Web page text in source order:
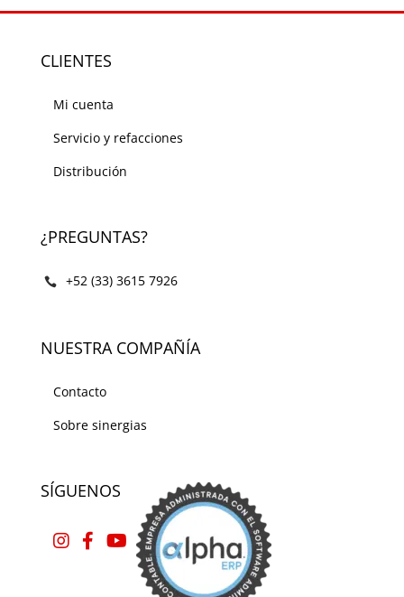
CLIENTES
Mi cuenta
Servicio y refacciones
Distribución
¿PREGUNTAS?
+52 (33) 3615 7926
NUESTRA COMPAÑÍA
Contacto
Sobre sinergias
SÍGUENOS